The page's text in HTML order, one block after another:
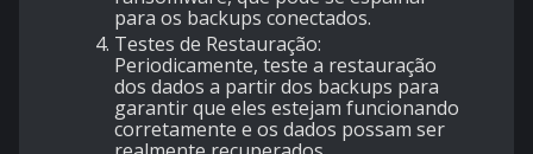
para os backups conectados.
Testes de Restauração:
Periodicamente, teste a restauração
dos dados a partir dos backups para
garantir que eles estejam funcionando
corretamente e os dados possam ser